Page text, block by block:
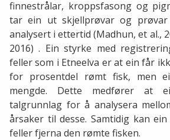
finnestrålar, kroppsfasong og
tar ein ut skjellprøvar og
analysert i ettertid (Madhun, et al.,
2016) . Ein styrke med
feller som i Etneelva er at ein får
for prosentdel rømt fisk, men
mengde. Dette medfører at
talgrunnlag for å analysera
årsaker til desse. Samtidig kan
feller fjerna den rømte fisken.